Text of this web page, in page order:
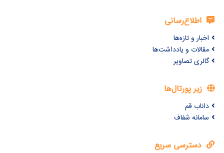
اطلاع‌رسانی
اخبار و تازه‌ها
مقالات و یادداشت‌ها
گالری تصاویر
زیر پورتال‌ها
داناب قم
سامانه شفاف
دسترسی سریع